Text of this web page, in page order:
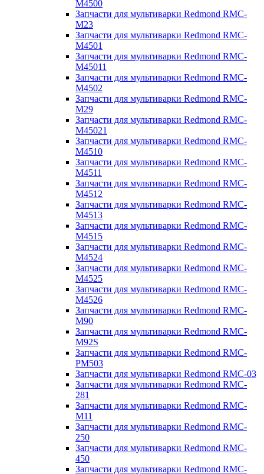
M4500
Запчасти для мультиварки Redmond RMC-
M23
Запчасти для мультиварки Redmond RMC-
M4501
Запчасти для мультиварки Redmond RMC-
M45011
Запчасти для мультиварки Redmond RMC-
M4502
Запчасти для мультиварки Redmond RMC-
M29
Запчасти для мультиварки Redmond RMC-
M45021
Запчасти для мультиварки Redmond RMC-
M4510
Запчасти для мультиварки Redmond RMC-
M4511
Запчасти для мультиварки Redmond RMC-
M4512
Запчасти для мультиварки Redmond RMC-
M4513
Запчасти для мультиварки Redmond RMC-
M4515
Запчасти для мультиварки Redmond RMC-
M4524
Запчасти для мультиварки Redmond RMC-
M4525
Запчасти для мультиварки Redmond RMC-
M4526
Запчасти для мультиварки Redmond RMC-
M90
Запчасти для мультиварки Redmond RMC-
M92S
Запчасти для мультиварки Redmond RMC-
PM503
Запчасти для мультиварки Redmond RMC-03
Запчасти для мультиварки Redmond RMC-
281
Запчасти для мультиварки Redmond RMC-
M11
Запчасти для мультиварки Redmond RMC-
250
Запчасти для мультиварки Redmond RMC-
450
Запчасти для мультиварки Redmond RMC-